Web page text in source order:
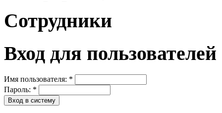
Сотрудники
Вход для пользователей
Имя пользователя: *
Пароль: *